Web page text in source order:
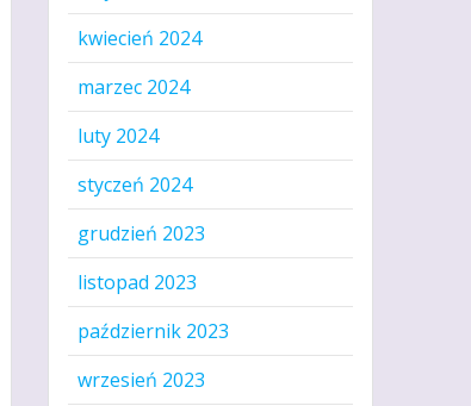
kwiecień 2024
marzec 2024
luty 2024
styczeń 2024
grudzień 2023
listopad 2023
październik 2023
wrzesień 2023